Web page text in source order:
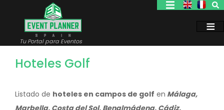
contenido
Tu Portal para Eventos
Hoteles Golf
Listado de hoteles en campos de golf en Málaga,